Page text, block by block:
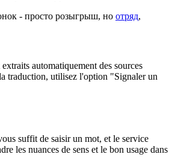
- просто розыгрыш, но отряд,
automatiquement des sources
traduction, utilisez l'option "Signaler un
suffit de saisir un mot, et le service
les nuances de sens et le bon usage dans